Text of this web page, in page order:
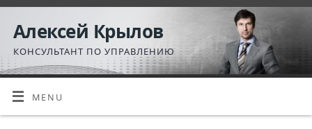
Алексей Крылов
КОНСУЛЬТАНТ ПО УПРАВЛЕНИЮ
MENU